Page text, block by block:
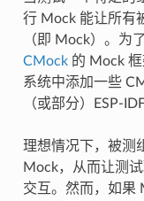
行 Mock 能让所有
（即 Mock）。为
CMock的 Mock 框
系统中添加一些
（或部分）ESP-
理想情况下，被测
Mock，从而让测
交互。然而，如果